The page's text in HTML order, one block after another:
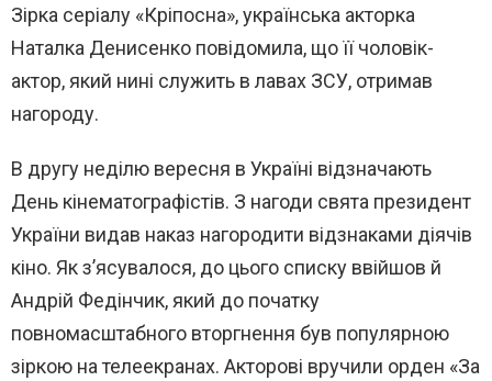
Зірка серіалу «Кріпосна», українська акторка
Наталка Денисенко повідомила, що її чоловік-
актор, який нині служить в лавах ЗСУ, отримав
нагороду.
В другу неділю вересня в Україні відзначають
День кінематографістів. З нагоди свята президент
України видав наказ нагородити відзнаками діячів
кіно. Як з’ясувалося, до цього списку ввійшов й
Андрій Федінчик, який до початку
повномасштабного вторгнення був популярною
зіркою на телеекранах. Акторові вручили орден «За